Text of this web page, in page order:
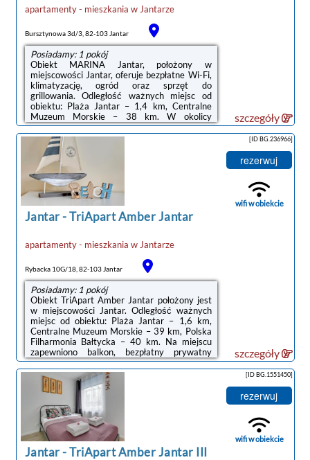
apartamenty - mieszkania w Jantarze
Bursztynowa 3d/3, 82-103 Jantar
Posiadamy: 1 pokój
Obiekt MARINA Jantar, położony w
miejscowości Jantar, oferuje bezpłatne Wi-Fi,
klimatyzację, ogród oraz sprzęt do
grillowania. Odległość ważnych miejsc od
obiektu: Plaża Jantar – 1,4 km, Centralne
Muzeum Morskie – 38 km. W okolicy
apartamentu panują doskonałe warunki do
uprawiania trekkingu i wędkarstwa, dostępny
jest także bezpłatny prywatny parking.W
apartamencie zapewniono taras, sypialnię (1),
salon z telewizorem z płaskim ekranem,
aneks kuchenny ze standardowym
wyposażeniem, takim jak lodówka i
zmywarka, a także łazienkę (1) z prysznicem.
Goście mogą podziwiać ...
szczegóły
Jantar-TriApart Amber Jantar
apartamenty - mieszkania w Jantarze
Rybacka 10G/18, 82-103 Jantar
Posiadamy: 1 pokój
Obiekt TriApart Amber Jantar położony jest
w miejscowości Jantar. Odległość ważnych
miejsc od obiektu: Plaża Jantar – 1,6 km,
Centralne Muzeum Morskie – 39 km, Polska
Filharmonia Bałtycka – 40 km. Na miejscu
zapewniono balkon, bezpłatny prywatny
parking oraz bezpłatne Wi-Fi.W apartamencie
zapewniono taras, kilka sypialni (2), salon z
telewizorem z płaskim ekranem, kuchnię ze
standardowym wyposażeniem, takim jak
lodówka i zmywarka, a także łazienkę (1) z
prysznicem. Goście mogą podziwiać widok na
ogród. W apartamencie zapewniono ręczniki i
pościel.W obiekcie znajduje ...
[ID BG.236966]
rezerwuj
wifi w obiekcie
szczegóły
Jantar-TriApart Amber Jantar III
[ID BG.1551450]
rezerwuj
wifi w obiekcie